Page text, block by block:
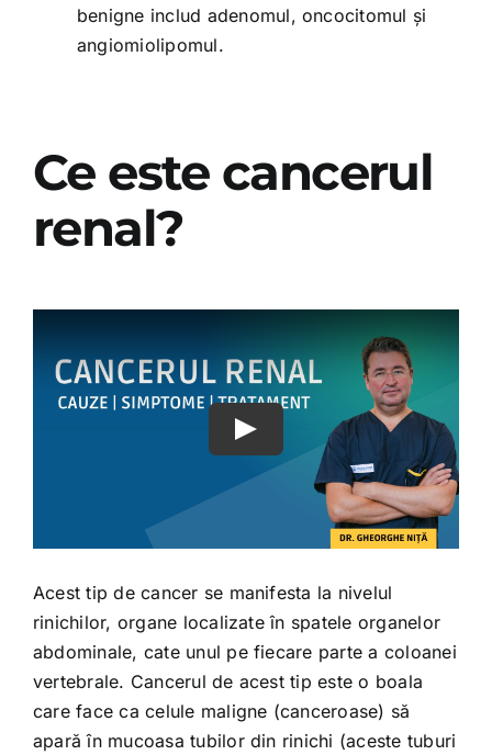
benigne includ adenomul, oncocitomul și
angiomiolipomul.
Ce este cancerul
renal?
Acest tip de cancer se manifesta la nivelul
rinichilor, organe localizate în spatele organelor
abdominale, cate unul pe fiecare parte a coloanei
vertebrale. Cancerul de acest tip este o boala
care face ca celule maligne (canceroase) să
apară în mucoasa tubilor din rinichi (aceste tuburi